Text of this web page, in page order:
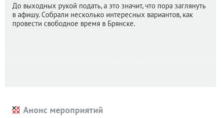
До выходных рукой подать, а это значит, что пора заглянуть
в афишу. Собрали несколько интересных вариантов, как
провести свободное время в Брянске.
Анонс мероприятий